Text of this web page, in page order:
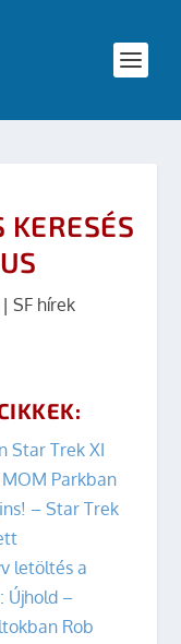
| SF hírek
Star Trek XI
Parkban
– Star Trek
letöltés a
Újhold –
Rob